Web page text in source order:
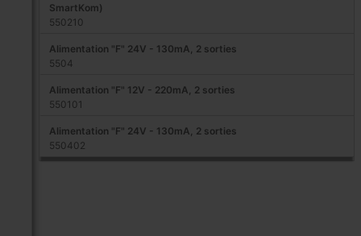
SmartKom)
550210
Alimentation "F" 24V - 130mA, 2 sorties
5504
Alimentation "F" 12V - 220mA, 2 sorties
550101
Alimentation "F" 24V - 130mA, 2 sorties
550402